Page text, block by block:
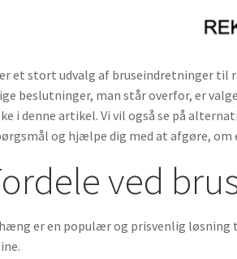
et stort udvalg af bruseindretninger
beslutninger, man står overfor, er
i denne artikel. Vi vil også se på
og hjælpe dig med at afgøre,
ved
er en populær og prisvenlig